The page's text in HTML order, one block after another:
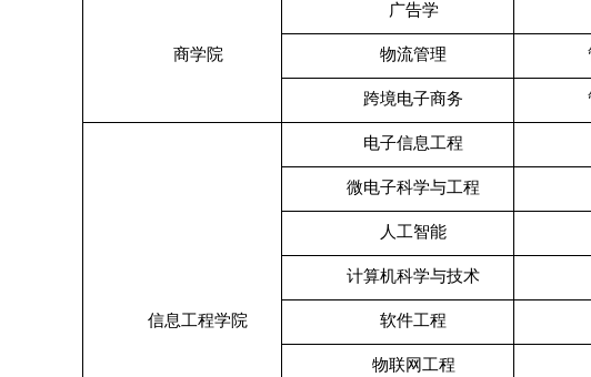
商学院
广告学
物流管理
跨境电子商务
信息工程学院
电子信息工程
微电子科学与工程
人工智能
计算机科学与技术
软件工程
物联网工程